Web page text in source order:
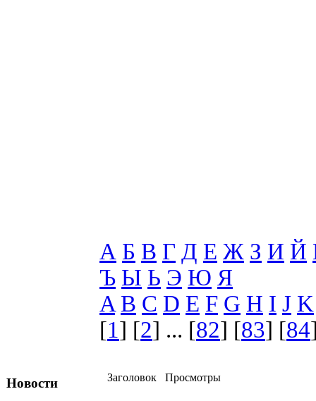
Новости
А Б В Г Д Е Ж З И Й
Ъ Ы Ь Э Ю Я
A B C D E F G H I J K
[1] [2] ... [82] [83] [84
Заголовок Просмотры